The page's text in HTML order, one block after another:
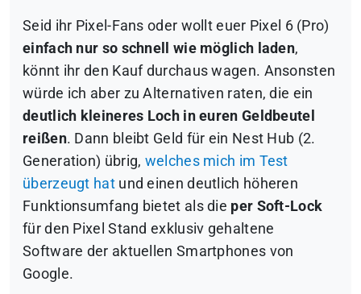
Seid ihr Pixel-Fans oder wollt euer Pixel 6 (Pro)
einfach nur so schnell wie möglich laden,
könnt ihr den Kauf durchaus wagen. Ansonsten
würde ich aber zu Alternativen raten, die ein
deutlich kleineres Loch in euren Geldbeutel
reißen. Dann bleibt Geld für ein Nest Hub (2.
Generation) übrig, welches mich im Test
überzeugt hatund einen deutlich höheren
Funktionsumfang bietet als die per Soft-Lock
für den Pixel Stand exklusiv gehaltene
Software der aktuellen Smartphones von
Google.